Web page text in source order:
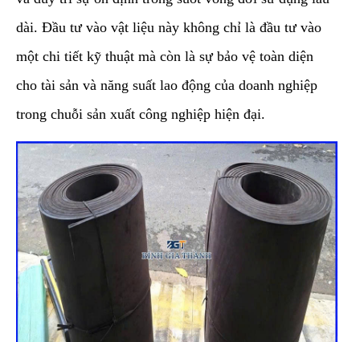
dài. Đầu tư vào vật liệu này không chỉ là đầu tư vào
một chi tiết kỹ thuật mà còn là sự bảo vệ toàn diện
cho tài sản và năng suất lao động của doanh nghiệp
trong chuỗi sản xuất công nghiệp hiện đại.